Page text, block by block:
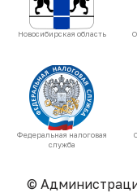
Новосибирская область
Федеральная налоговая
служба
©